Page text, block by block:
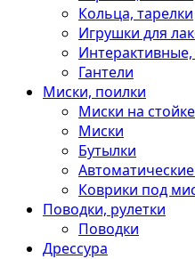
Кольца, тарелки
Игрушки для
Гантели
Миски, поилки
Миски на
Миски
Бутылки
Коврики под
Поводки, рулетки
Поводки
Дрессура